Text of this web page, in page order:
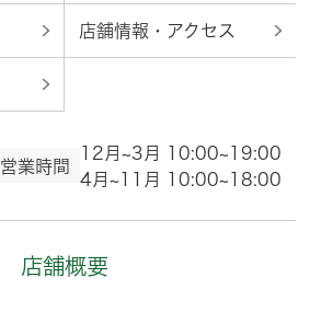
店舗情報・アクセス
営業時間
12月~3月 10:00~19:00
4月~11月 10:00~18:00
店舗概要